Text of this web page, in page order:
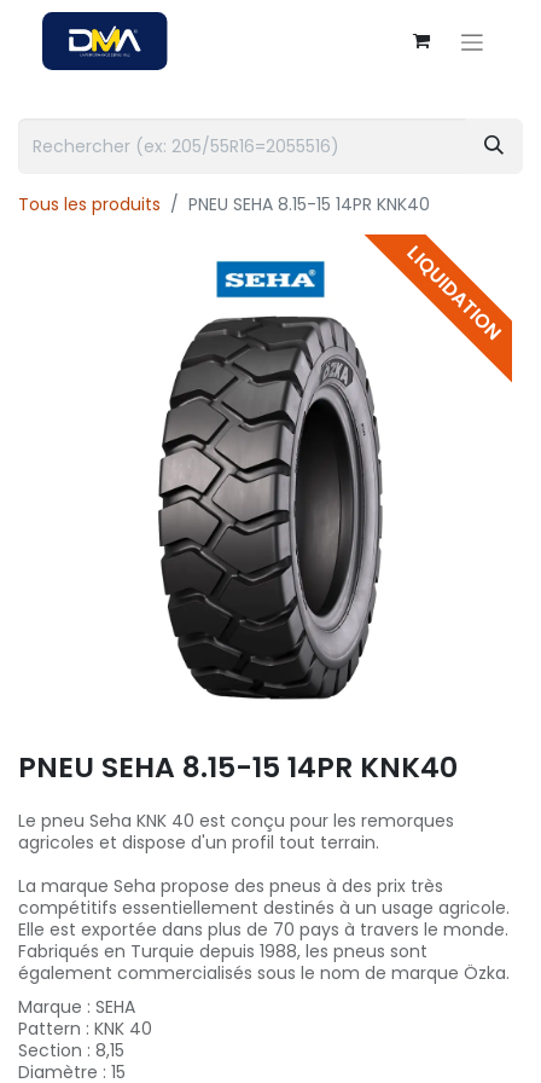
Tous les produits PNEU SEHA 8.15-15 14PR KNK40
LIQUIDATION
PNEU SEHA 8.15-15 14PR KNK40
Le pneu Seha KNK 40 est conçu pour les remorques
agricoles et dispose d'un profil tout terrain.
La marque Seha propose des pneus à des prix très
compétitifs essentiellement destinés à un usage agricole.
Elle est exportée dans plus de 70 pays à travers le monde.
Fabriqués en Turquie depuis 1988, les pneus sont
également commercialisés sous le nom de marque Özka.
Marque : SEHA
Pattern : KNK 40
Section : 8,15
Diamètre : 15